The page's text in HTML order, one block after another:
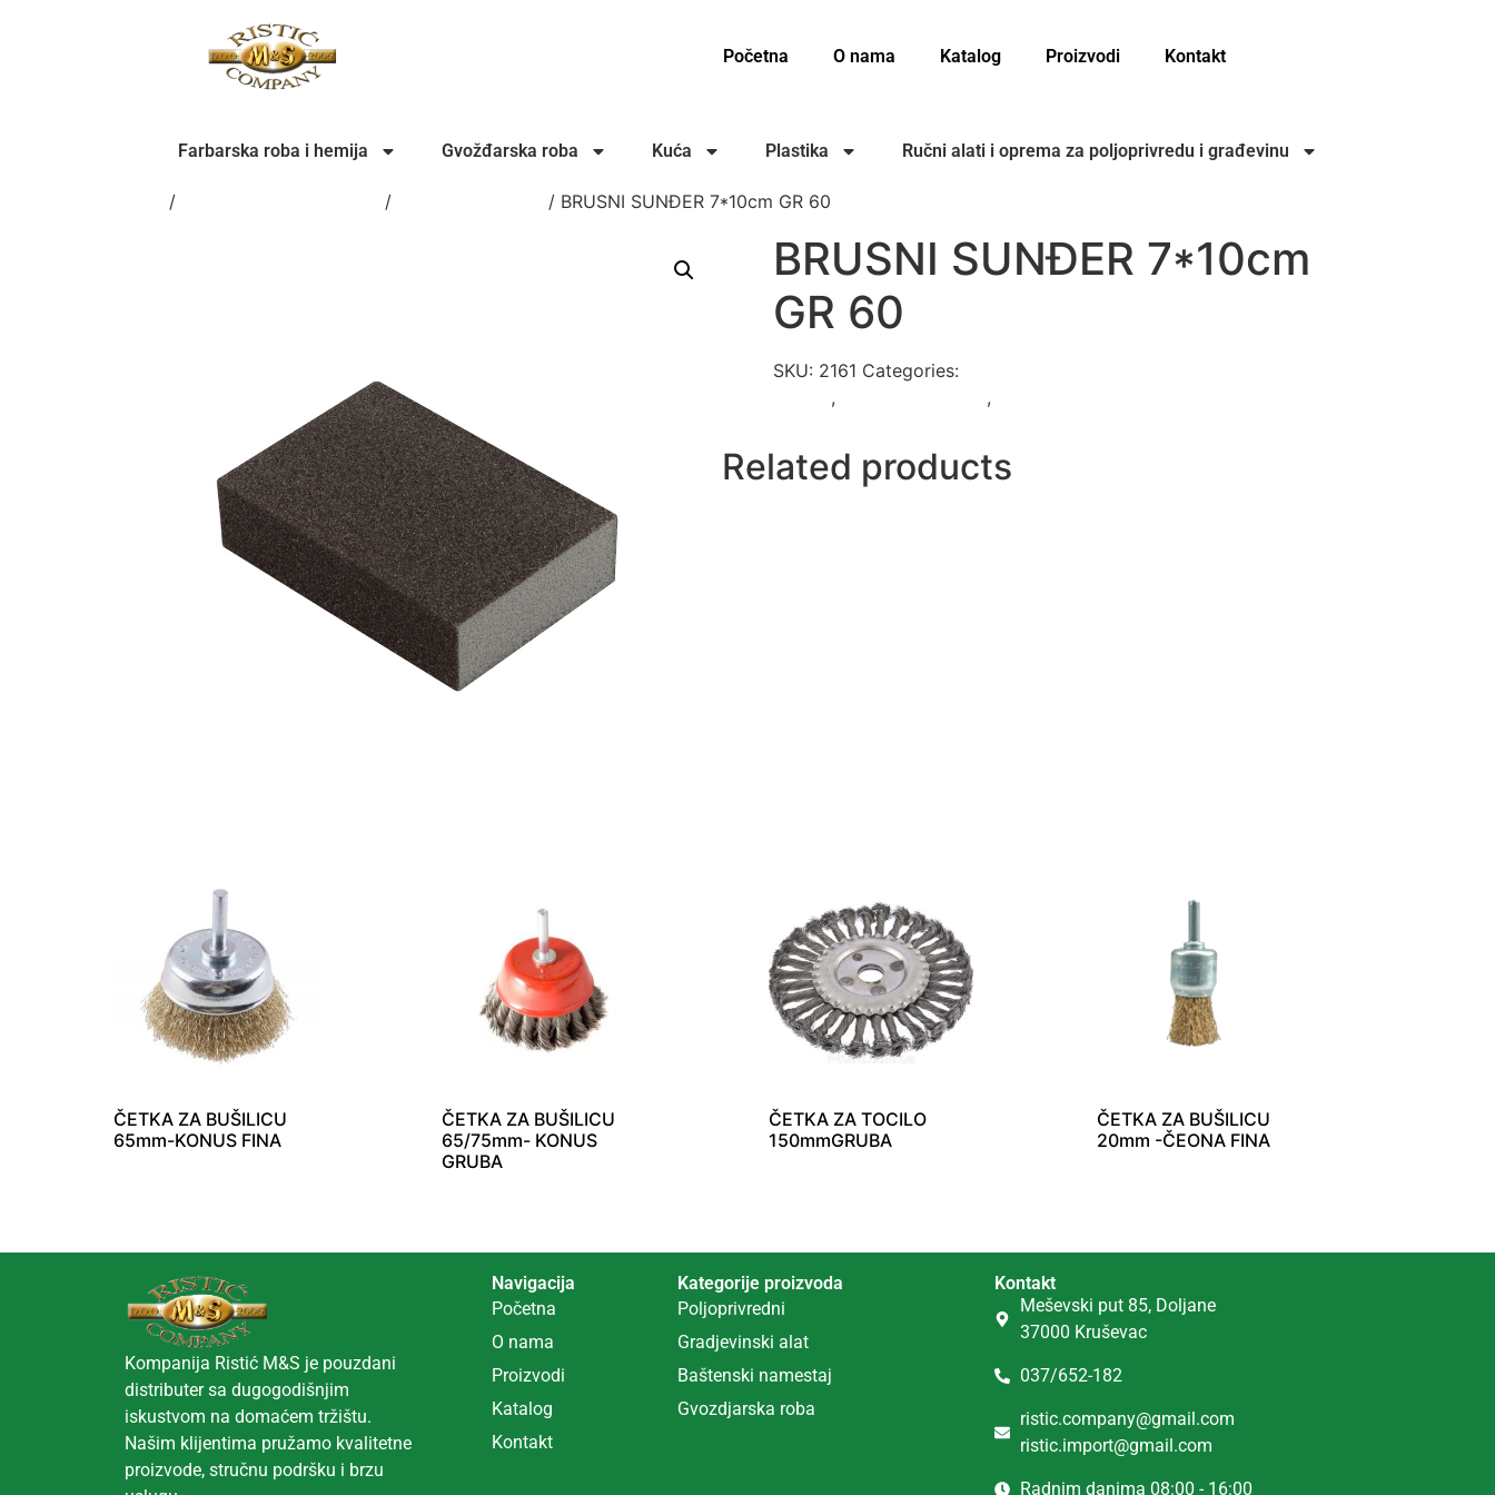
Početna O nama Katalog Proizvodi Kontakt
Farbarska roba i hemija Gvožđarska roba Kuća Plastika Ručni alati i oprema za poljoprivredu i građevinu
/ / / BRUSNI SUNĐER 7*10cm GR 60
BRUSNI SUNĐER 7*10cm
GR 60
SKU: 2161 Categories:
, ,
Related products
ČETKA ZA BUŠILICU
65mm-KONUS FINA
ČETKA ZA BUŠILICU
65/75mm- KONUS
GRUBA
ČETKA ZA TOCILO
150mmGRUBA
ČETKA ZA BUŠILICU
20mm -ČEONA FINA
Kompanija Ristić M&S je pouzdani
distributer sa dugogodišnjim
iskustvom na domaćem tržištu.
Našim klijentima pružamo kvalitetne
proizvode, stručnu podršku i brzu
Navigacija
Početna
O nama
Proizvodi
Katalog
Kontakt
Kategorije proizvoda
Poljoprivredni
Gradjevinski alat
Baštenski namestaj
Gvozdjarska roba
Kontakt
Meševski put 85, Doljane
37000 Kruševac
037/652-182
ristic.company@gmail.com
ristic.import@gmail.com
Radnim danima 08:00 - 16:00